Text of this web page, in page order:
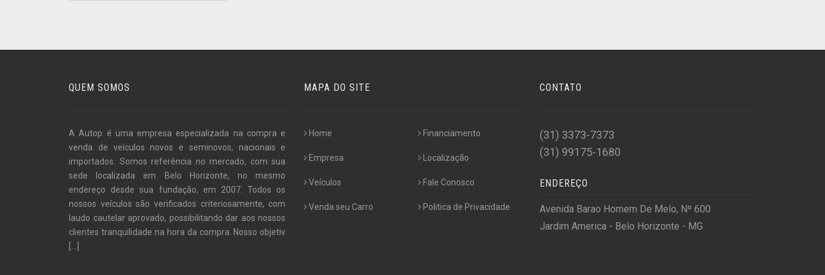
QUEM SOMOS
A Autop é uma empresa especializada na compra e
venda de veículos novos e seminovos, nacionais e
importados. Somos referência no mercado, com sua
sede localizada em Belo Horizonte, no mesmo
endereço desde sua fundação, em 2007. Todos os
nossos veículos são verificados criteriosamente, com
laudo cautelar aprovado, possibilitando dar aos nossos
clientes tranquilidade na hora da compra. Nosso objetiv
MAPA DO SITE
Home
Empresa
Veículos
Venda seu Carro
Financiamento
Localização
Fale Conosco
Politica de Privacidade
CONTATO
(31) 3373-7373
(31) 99175-1680
ENDEREÇO
Avenida Barao Homem De Melo, Nº 600
Jardim America - Belo Horizonte - MG